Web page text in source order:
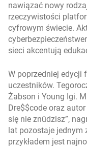
nawiązać nowy
rzeczywistości
cyfrowym świecie.
sieci akcentują
W poprzedniej edycji
uczestników.
Żabson i Young Igi.
Dre$$code oraz
się nie znüdzisz”,
lat pozostaje jednym
przykładem jest